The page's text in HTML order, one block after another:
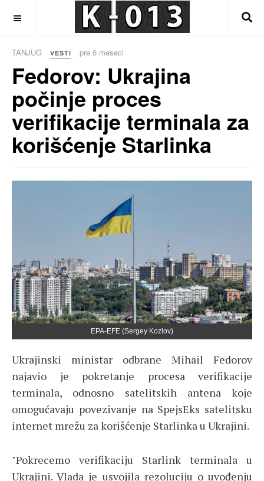
TANJUG VESTI pre 6 meseci
Fedorov: Ukrajina
počinje proces
verifikacije terminala za
korišćenje Starlinka
EPA-EFE (Sergey Kozlov)
Ukrajinski ministar odbrane Mihail Fedorov
najavio je pokretanje procesa verifikacije
terminala, odnosno satelitskih antena koje
omogućavaju povezivanje na SpejsEks satelitsku
internet mrežu za korišćenje Starlinka u Ukrajini.
"Pokrecemo verifikaciju Starlink terminala u
Ukrajini. Vlada je usvojila rezoluciju o uvođenju